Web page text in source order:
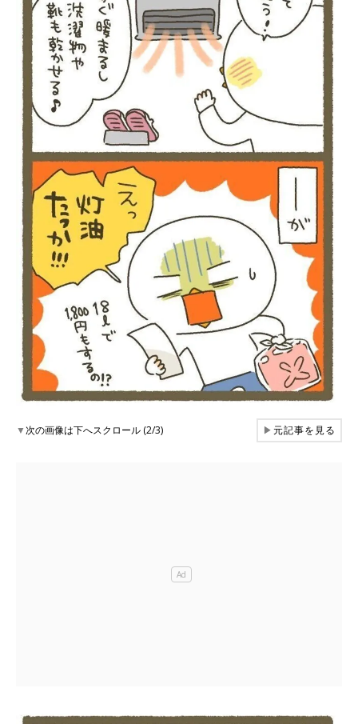
▼次の画像は下へスクロール (2/3) ▶元記事を見る